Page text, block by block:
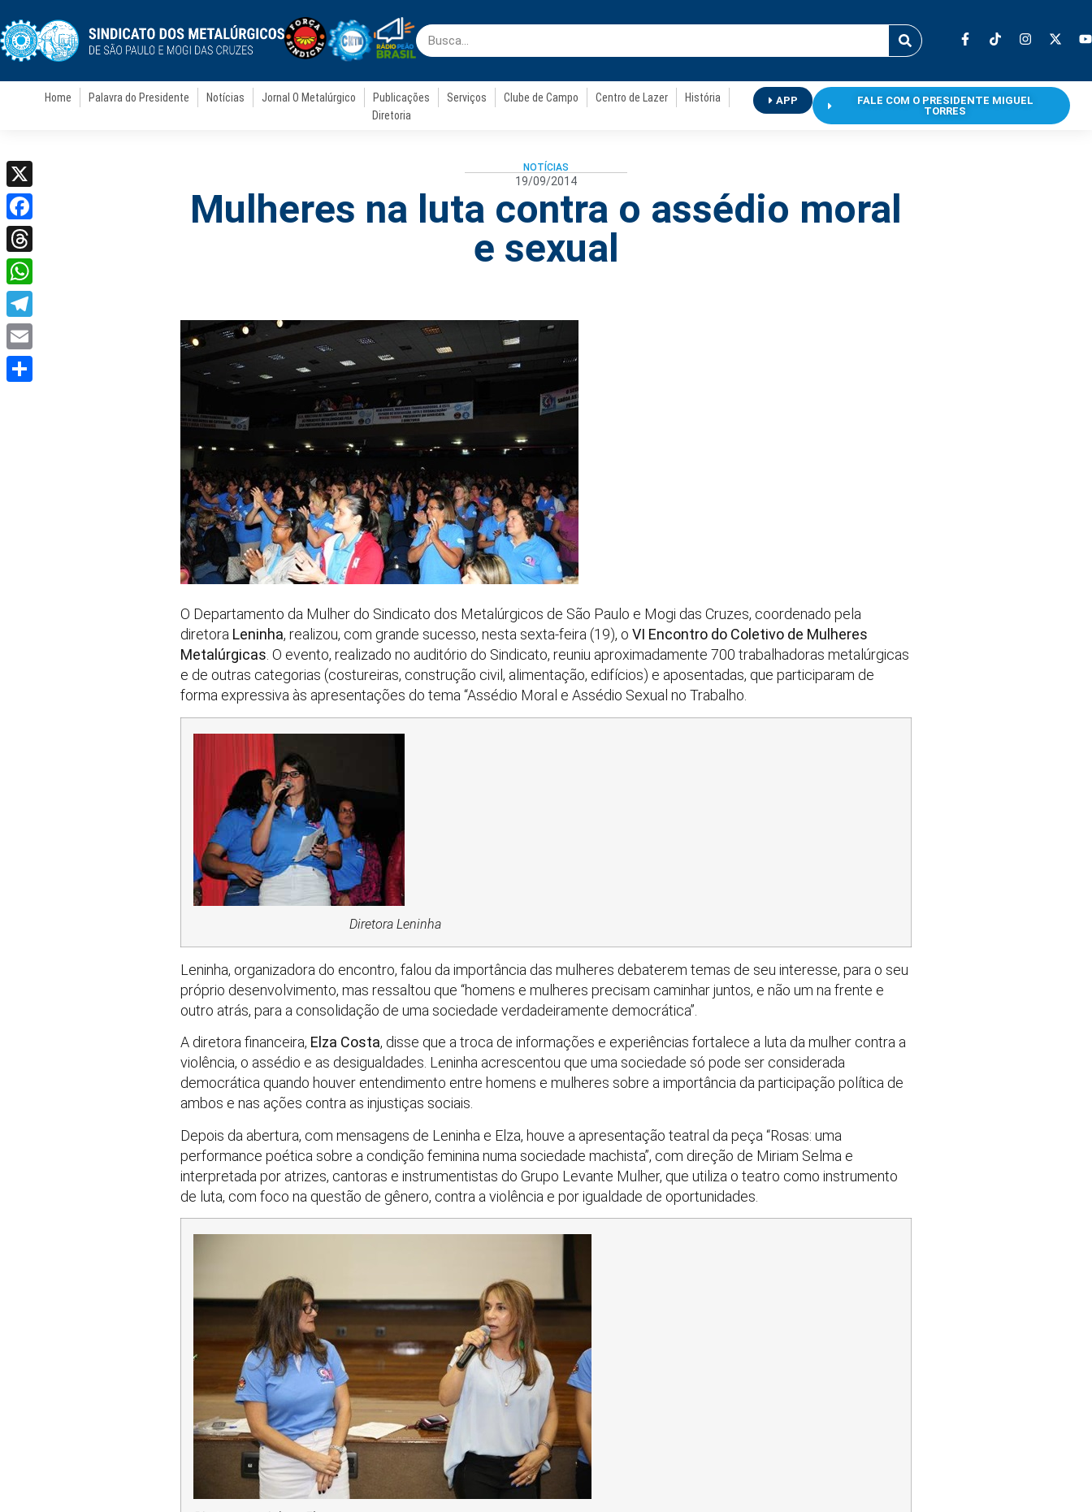
Home Palavra do Presidente Notícias Jornal O Metalúrgico Publicações Serviços Clube de Campo Centro de Lazer
História
Diretoria
APP
FALE COM O PRESIDENTE MIGUEL
TORRES
NOTÍCIAS
19/09/2014
Mulheres na luta contra o assédio moral
e sexual
O Departamento da Mulher do Sindicato dos Metalúrgicos de São Paulo e Mogi das Cruzes, coordenado pela
diretora Leninha, realizou, com grande sucesso, nesta sexta-feira (19), o VI Encontro do Coletivo de Mulheres
Metalúrgicas. O evento, realizado no auditório do Sindicato, reuniu aproximadamente 700 trabalhadoras metalúrgicas
e de outras categorias (costureiras, construção civil, alimentação, edifícios) e aposentadas, que participaram de
forma expressiva às apresentações do tema “Assédio Moral e Assédio Sexual no Trabalho.
Diretora Leninha
Leninha, organizadora do encontro, falou da importância das mulheres debaterem temas de seu interesse, para o seu
próprio desenvolvimento, mas ressaltou que “homens e mulheres precisam caminhar juntos, e não um na frente e
outro atrás, para a consolidação de uma sociedade verdadeiramente democrática”.
A diretora financeira, Elza Costa, disse que a troca de informações e experiências fortalece a luta da mulher contra a
violência, o assédio e as desigualdades. Leninha acrescentou que uma sociedade só pode ser considerada
democrática quando houver entendimento entre homens e mulheres sobre a importância da participação política de
ambos e nas ações contra as injustiças sociais.
Depois da abertura, com mensagens de Leninha e Elza, houve a apresentação teatral da peça “Rosas: uma
performance poética sobre a condição feminina numa sociedade machista”, com direção de Miriam Selma e
interpretada por atrizes, cantoras e instrumentistas do Grupo Levante Mulher, que utiliza o teatro como instrumento
de luta, com foco na questão de gênero, contra a violência e por igualdade de oportunidades.
X
Facebook
Threads
WhatsApp
Telegram
Email